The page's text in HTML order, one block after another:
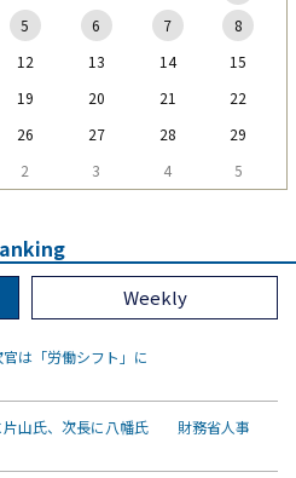
5 6 7
8
12 13 14
15
19 20 21
22
26 27 28
29
2 3 4 5
Weekly
は「労働シフト」に
片山氏、次長に八幡氏 財務省人事